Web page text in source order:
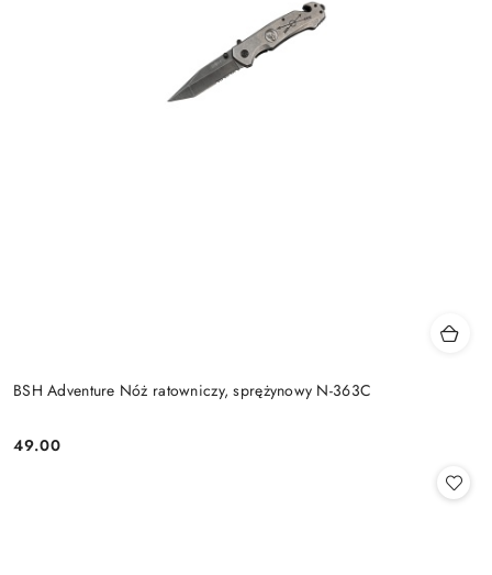
BSH Adventure Nóż ratowniczy, sprężynowy N-363C
Cena:
49.00